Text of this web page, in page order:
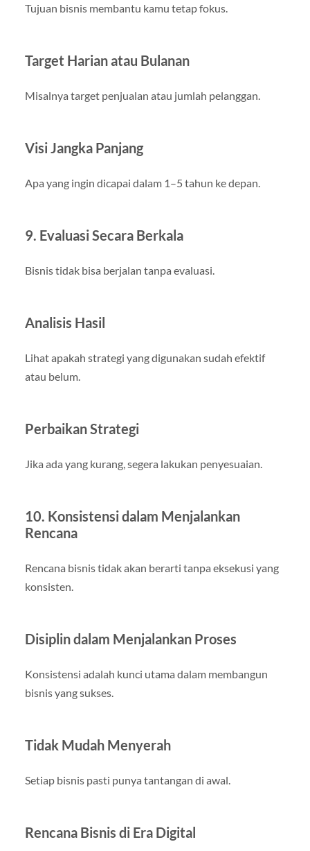
Tujuan bisnis membantu kamu tetap fokus.
Target Harian atau Bulanan
Misalnya target penjualan atau jumlah pelanggan.
Visi Jangka Panjang
Apa yang ingin dicapai dalam 1–5 tahun ke depan.
9. Evaluasi Secara Berkala
Bisnis tidak bisa berjalan tanpa evaluasi.
Analisis Hasil
Lihat apakah strategi yang digunakan sudah efektif
atau belum.
Perbaikan Strategi
Jika ada yang kurang, segera lakukan penyesuaian.
10. Konsistensi dalam Menjalankan
Rencana
Rencana bisnis tidak akan berarti tanpa eksekusi yang
konsisten.
Disiplin dalam Menjalankan Proses
Konsistensi adalah kunci utama dalam membangun
bisnis yang sukses.
Tidak Mudah Menyerah
Setiap bisnis pasti punya tantangan di awal.
Rencana Bisnis di Era Digital